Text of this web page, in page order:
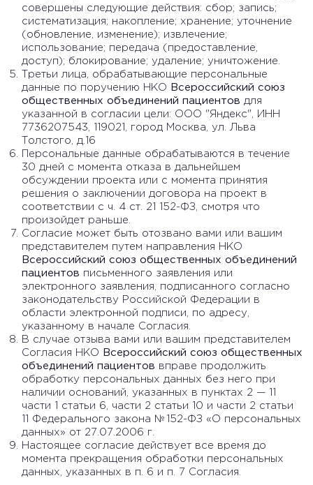
совершены следующие действия: сбор; запись;
систематизация; накопление; хранение; уточнение
(обновление, изменение); извлечение;
использование; передача (предоставление,
доступ); блокирование; удаление; уничтожение.
Третьи лица, обрабатывающие персональные
данные по поручению НКО
Всероссийский союз
общественных объединений пациентов для
указанной в согласии цели: ООО "Яндекс", ИНН
7736207543, 119021, город Москва, ул. Льва
Толстого, д.16
Персональные данные обрабатываются в течение
30 дней с момента отказа в дальнейшем
обсуждении проекта или с момента принятия
решения о заключении договора на проект в
соответствии с ч. 4 ст. 21 152-ФЗ, смотря что
произойдет раньше.
Согласие может быть отозвано вами или вашим
представителем путем направления НКО
Всероссийский союз общественных объединений
пациентов письменного заявления или
электронного заявления, подписанного согласно
законодательству Российской Федерации в
области электронной подписи, по адресу,
указанному в начале Согласия.
В случае отзыва вами или вашим представителем
Согласия НКО
Всероссийский союз общественных
объединений пациентов вправе продолжить
обработку персональных данных без него при
наличии оснований, указанных в пунктах 2 — 11
части 1 статьи 6, части 2 статьи 10 и части 2 статьи
11 Федерального закона № 152-ФЗ «О персональных
данных» от 27.07.2006 г.
Настоящее согласие действует все время до
момента прекращения обработки персональных
данных, указанных в п. 6 и п. 7 Согласия.